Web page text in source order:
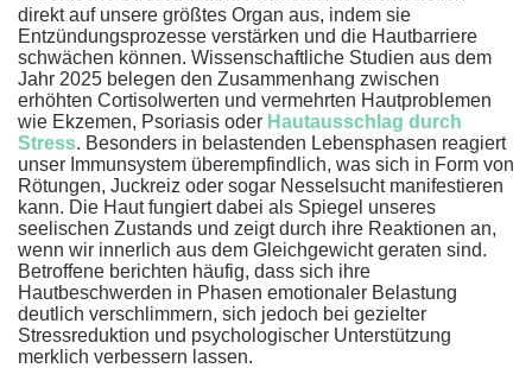
direkt auf unsere größtes Organ aus, indem sie
Entzündungsprozesse verstärken und die Hautbarriere
schwächen können. Wissenschaftliche Studien aus dem
Jahr 2025 belegen den Zusammenhang zwischen
erhöhten Cortisolwerten und vermehrten Hautproblemen
wie Ekzemen, Psoriasis oder Hautausschlag durch
Stress. Besonders in belastenden Lebensphasen reagiert
unser Immunsystem überempfindlich, was sich in Form von
Rötungen, Juckreiz oder sogar Nesselsucht manifestieren
kann. Die Haut fungiert dabei als Spiegel unseres
seelischen Zustands und zeigt durch ihre Reaktionen an,
wenn wir innerlich aus dem Gleichgewicht geraten sind.
Betroffene berichten häufig, dass sich ihre
Hautbeschwerden in Phasen emotionaler Belastung
deutlich verschlimmern, sich jedoch bei gezielter
Stressreduktion und psychologischer Unterstützung
merklich verbessern lassen.